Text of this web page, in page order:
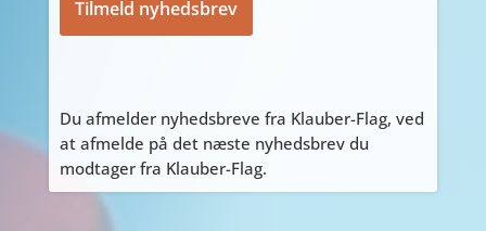
Du afmelder nyhedsbreve fra Klauber-Flag, ved
at afmelde på det næste nyhedsbrev du
modtager fra Klauber-Flag.